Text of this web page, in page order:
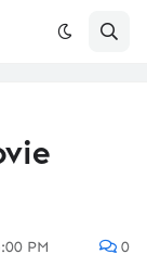
PM 0